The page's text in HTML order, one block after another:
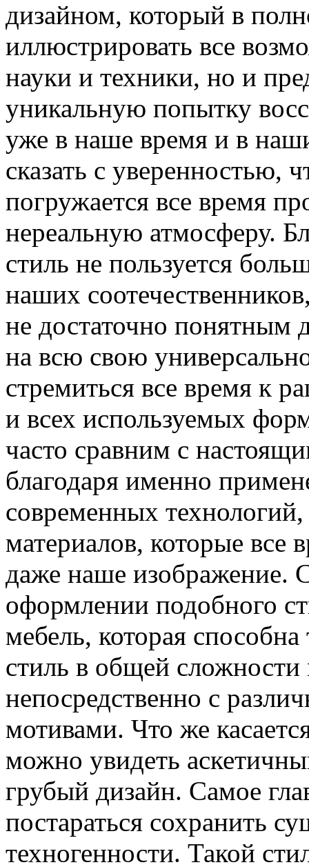
дизайном, который в
иллюстрировать все
науки и техники, но и
уникальную попытку
уже в наше время и в
сказать с уверенностью,
погружается все время
нереальную атмосферу.
стиль не пользуется
наших
не достаточно понятным
на всю свою
стремиться все время к
и всех используемых
часто сравним с
благодаря именно
современных
материалов, которые все
даже наше изображение.
оформлении подобного
мебель, которая
стиль в общей сложности
непосредственно с
мотивами. Что же
можно увидеть
грубый дизайн. Самое
постараться сохранить
техногенности. Такой